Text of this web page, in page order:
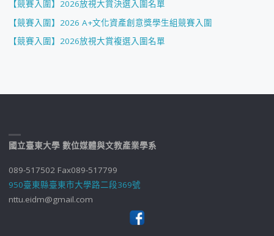
【競賽入圍】2026放視大賞決選入圍名單
【競賽入圍】2026 A+文化資產創意獎學生組競賽入圍
【競賽入圍】2026放視大賞複選入圍名單
國立臺東大學 數位媒體與文教產業學系
089-517502 Fax089-517799
950臺東縣臺東市大學路二段369號
nttu.eidm@gmail.com